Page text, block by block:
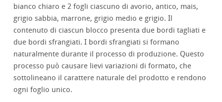
bianco chiaro e 2 fogli ciascuno di avorio, antico, mais,
grigio sabbia, marrone, grigio medio e grigio. Il
contenuto di ciascun blocco presenta due bordi tagliati e
due bordi sfrangiati. I bordi sfrangiati si formano
naturalmente durante il processo di produzione. Questo
processo può causare lievi variazioni di formato, che
sottolineano il carattere naturale del prodotto e rendono
ogni foglio unico.